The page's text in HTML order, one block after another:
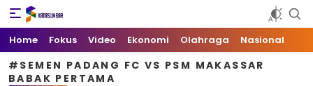
Kata Sumbar
Berita Sumbar Hari Ini
Home Fokus Video Ekonomi Olahraga Nasional
#SEMEN PADANG FC VS PSM MAKASSAR
BABAK PERTAMA